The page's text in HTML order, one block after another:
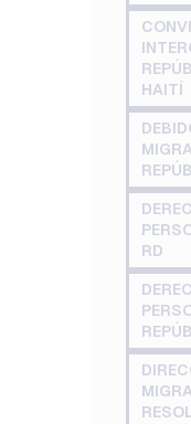
HAITÍ
RD